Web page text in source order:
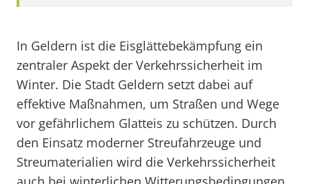
In Geldern ist die Eisglättebekämpfung ein
zentraler Aspekt der Verkehrssicherheit im
Winter. Die Stadt Geldern setzt dabei auf
effektive Maßnahmen, um Straßen und Wege
vor gefährlichem Glatteis zu schützen. Durch
den Einsatz moderner Streufahrzeuge und
Streumaterialien wird die Verkehrssicherheit